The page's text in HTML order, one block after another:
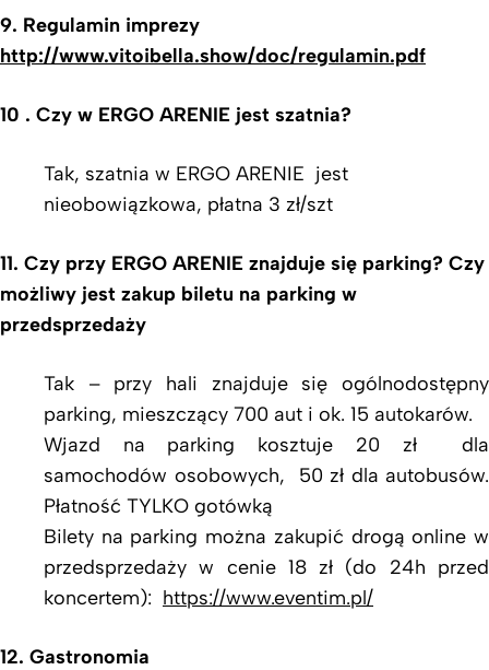
9. Regulamin imprezy
http://www.vitoibella.show/doc/regulamin.pdf
10 . Czy w ERGO ARENIE jest szatnia?
Tak, szatnia w ERGO ARENIE jest
nieobowiązkowa, płatna 3 zł/szt
11. Czy przy ERGO ARENIE znajduje się parking? Czy
możliwy jest zakup biletu na parking w
przedsprzedaży
Tak – przy hali znajduje się ogólnodostępny
parking, mieszczący 700 aut i ok. 15 autokarów.
Wjazd na parking kosztuje 20 zł dla
samochodów osobowych, 50 zł dla autobusów.
Płatność TYLKO gotówką
Bilety na parking można zakupić drogą online w
przedsprzedaży w cenie 18 zł (do 24h przed
koncertem): https://www.eventim.pl/
12. Gastronomia